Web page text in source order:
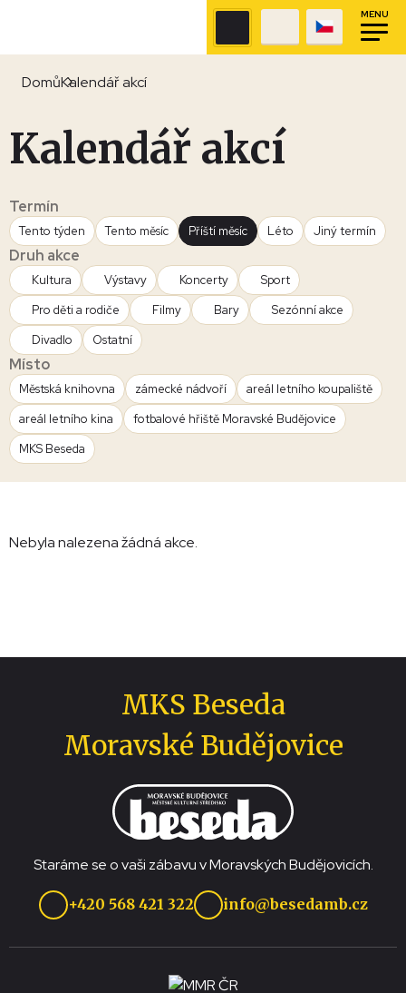
MENU
DomůKalendář akcí
Kalendář akcí
Termín
Tento týden Tento měsíc Příští měsíc Léto Jiný termín
Druh akce
Kultura Výstavy Koncerty
Sport
Pro děti a rodiče
Filmy Bary
Sezónní akce
Divadlo
Ostatní
Místo
Městská knihovna zámecké nádvoří
areál letního koupaliště
areál letního kina
fotbalové hřiště Moravské Budějovice
MKS Beseda
Nebyla nalezena žádná akce.
MKS Beseda
Moravské Budějovice
Staráme se o vaši zábavu v Moravských Budějovicích.
+420 568 421 322 info@besedamb.cz